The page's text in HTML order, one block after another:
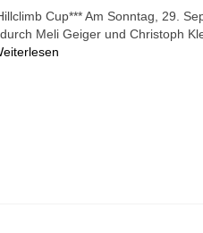
Cup*** Am Sonntag, 29.
Meli Geiger und Christoph